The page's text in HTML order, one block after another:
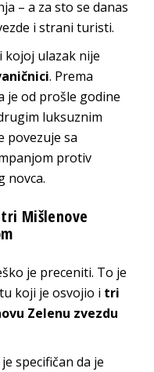
– a za sto se danas
i strani turisti.
kojoj ulazak nije
. Prema
je od prošle godine
luksuznim
povezuje sa
protiv
novca.
Mišlenove
je preceniti. To je
koji je osvojio i tri
Zelenu zvezdu
specifičan da je